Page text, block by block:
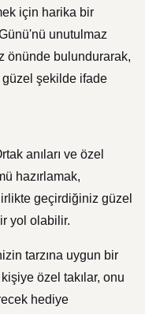
için harika bir
unutulmaz
önünde bulundurarak,
şekilde ifade
anıları ve özel
hazırlamak,
geçirdiğiniz güzel
yol olabilir.
tarzına uygun bir
özel takılar, onu
hediye